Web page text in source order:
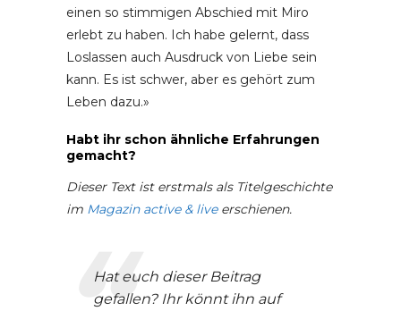
einen so stimmigen Abschied mit Miro
erlebt zu haben. Ich habe gelernt, dass
Loslassen auch Ausdruck von Liebe sein
kann. Es ist schwer, aber es gehört zum
Leben dazu.»
Habt ihr schon ähnliche Erfahrungen
gemacht?
Dieser Text ist erstmals als Titelgeschichte
im Magazin active & liveerschienen.
Hat euch dieser Beitrag
gefallen? Ihr könnt ihn auf